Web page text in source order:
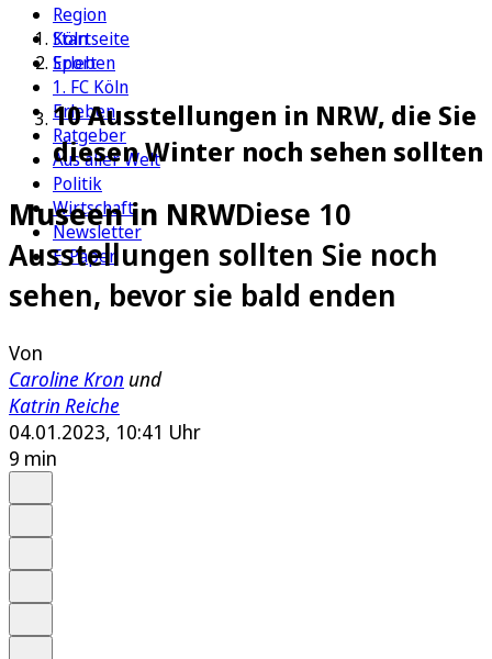
Region
Köln
Sport
1. FC Köln
Erleben
Ratgeber
Aus aller Welt
Politik
Wirtschaft
Newsletter
E-Paper
Startseite
Erleben
10 Ausstellungen in NRW, die Sie
diesen Winter noch sehen sollten
Museen in NRWDiese 10
Ausstellungen sollten Sie noch
sehen, bevor sie bald enden
Von
Caroline Kron und
Katrin Reiche
04.01.2023, 10:41 Uhr
9 min